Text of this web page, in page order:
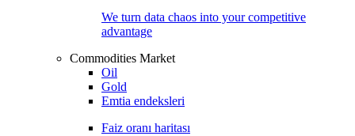
We turn data chaos into your competitive
advantage
Commodities Market
Oil
Gold
Emtia endeksleri
Faiz oranı haritası